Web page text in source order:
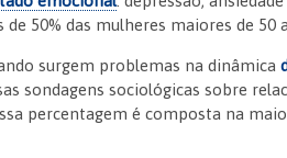
50% das mulheres maiores de 50
surgem problemas na dinâmica
sondagens sociológicas sobre
percentagem é composta na